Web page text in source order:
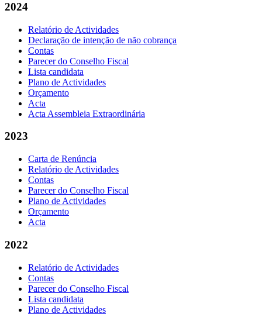
2024
Relatório de Actividades
Declaração de intenção de não cobrança
Contas
Parecer do Conselho Fiscal
Lista candidata
Plano de Actividades
Orçamento
Acta
Acta Assembleia Extraordinária
2023
Carta de Renúncia
Relatório de Actividades
Contas
Parecer do Conselho Fiscal
Plano de Actividades
Orçamento
Acta
2022
Relatório de Actividades
Contas
Parecer do Conselho Fiscal
Lista candidata
Plano de Actividades